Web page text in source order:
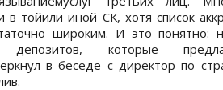
в тойили иной СК, хотя список
широким. И это понятно:
депозитов, которые
в беседе с директор по